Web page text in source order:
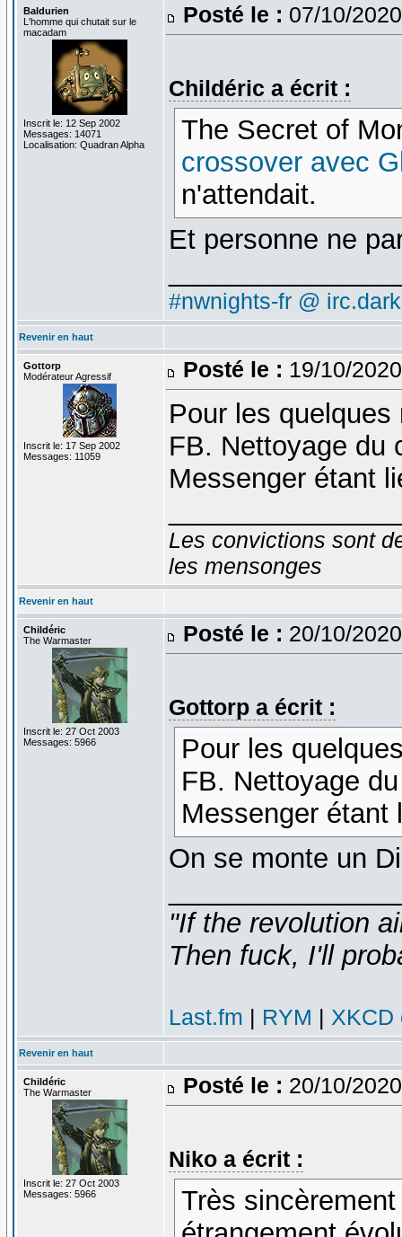
Baldurien
L'homme qui chutait sur le
macadam
Inscrit le: 12 Sep 2002
Messages: 14071
Localisation: Quadran Alpha
Posté le : 07/10/
Childéric a écrit :
The Secret of
crossover avec
n'attendait.
Et personne ne
#nwnights-fr @
Revenir en haut
Gottorp
Modérateur Agressif
Inscrit le: 17 Sep 2002
Messages: 11059
Posté le : 19/10/
Pour les
FB. Nettoyage du
Messenger étant
Les convictions sont
les mensonges
Revenir en haut
Childéric
The Warmaster
Inscrit le: 27 Oct 2003
Messages: 5966
Posté le : 20/10/
Gottorp a écrit :
Pour les
FB. Nettoyage
Messenger étant
On se monte un
"If the revolution
Then fuck, I'll
Last.fm | RYM | XKCD
Revenir en haut
Childéric
The Warmaster
Inscrit le: 27 Oct 2003
Messages: 5966
Posté le : 20/10/
Niko a écrit :
Très